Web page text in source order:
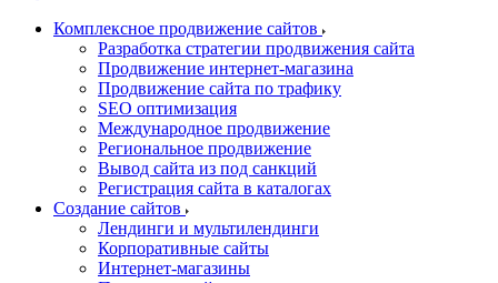
Комплексное продвижение сайтов
Разработка стратегии продвижения сайта
Продвижение интернет-магазина
Продвижение сайта по трафику
SEO оптимизация
Международное продвижение
Региональное продвижение
Вывод сайта из под санкций
Регистрация сайта в каталогах
Создание сайтов
Лендинги и мультилендинги
Корпоративные сайты
Интернет-магазины